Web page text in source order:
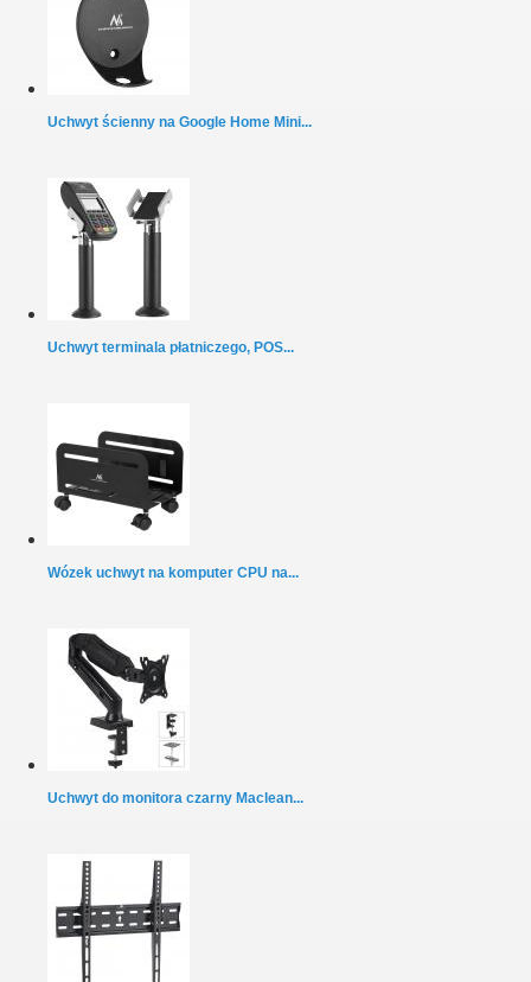
Uchwyt ścienny na Google Home Mini...
Uchwyt terminala płatniczego, POS...
Wózek uchwyt na komputer CPU na...
Uchwyt do monitora czarny Maclean...